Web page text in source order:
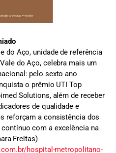
do Aço, unidade de referência
do Aço, celebra mais um
pelo sexto ano
o prêmio UTI Top
Solutions, além de receber
de qualidade e
reforçam a consistência dos
com a excelência na
Freitas)
hospital-metropolitano-